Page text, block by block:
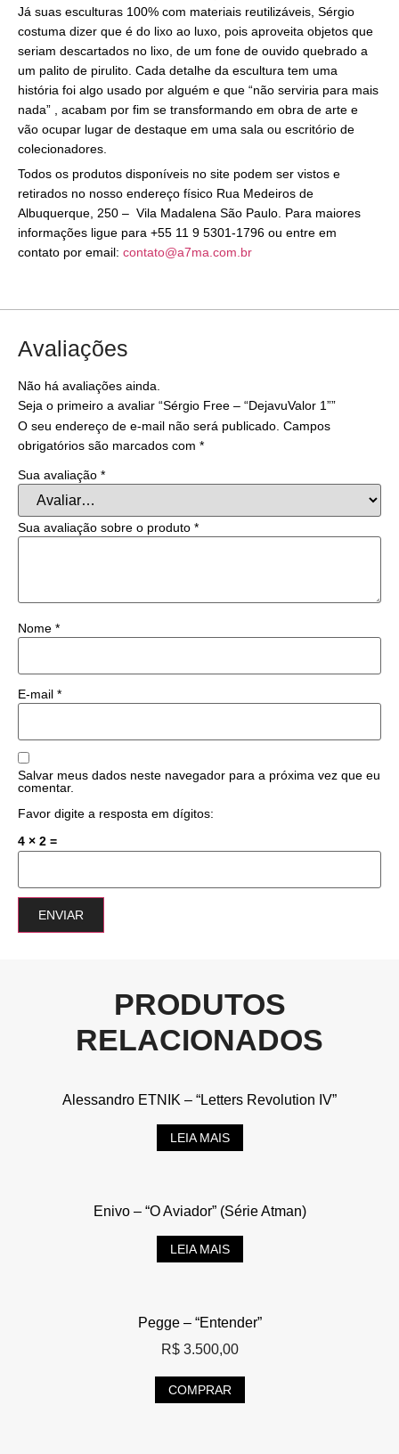
Já suas esculturas 100% com materiais reutilizáveis, Sérgio
costuma dizer que é do lixo ao luxo, pois aproveita objetos que
seriam descartados no lixo, de um fone de ouvido quebrado a
um palito de pirulito. Cada detalhe da escultura tem uma
história foi algo usado por alguém e que “não serviria para mais
nada” , acabam por fim se transformando em obra de arte e
vão ocupar lugar de destaque em uma sala ou escritório de
colecionadores.
Todos os produtos disponíveis no site podem ser vistos e
retirados no nosso endereço físico Rua Medeiros de
Albuquerque, 250 – Vila Madalena São Paulo. Para maiores
informações ligue para +55 11 9 5301-1796 ou entre em
contato por email: contato@a7ma.com.br
Avaliações
Não há avaliações ainda.
Seja o primeiro a avaliar “Sérgio Free – “DejavuValor 1””
O seu endereço de e-mail não será publicado. Campos
obrigatórios são marcados com *
Sua avaliação *
Sua avaliação sobre o produto *
Nome *
E-mail *
Salvar meus dados neste navegador para a próxima vez que eu
comentar.
Favor digite a resposta em dígitos:
4 × 2 =
PRODUTOS
RELACIONADOS
Alessandro ETNIK – “Letters Revolution IV”
LEIA MAIS
Enivo – “O Aviador” (Série Atman)
LEIA MAIS
Pegge – “Entender”
R$3.500,00
COMPRAR